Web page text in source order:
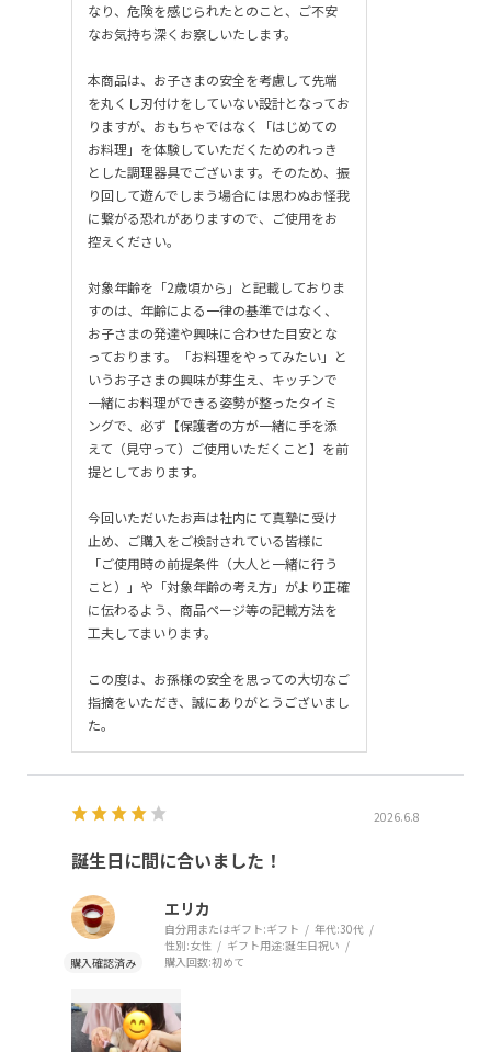
なり、危険を感じられたとのこと、ご不安
なお気持ち深くお察しいたします。
本商品は、お子さまの安全を考慮して先端
を丸くし刃付けをしていない設計となってお
りますが、おもちゃではなく「はじめての
お料理」を体験していただくためのれっき
とした調理器具でございます。そのため、振
り回して遊んでしまう場合には思わぬお怪我
に繋がる恐れがありますので、ご使用をお
控えください。
対象年齢を「2歳頃から」と記載しておりま
すのは、年齢による一律の基準ではなく、
お子さまの発達や興味に合わせた目安とな
っております。「お料理をやってみたい」と
いうお子さまの興味が芽生え、キッチンで
一緒にお料理ができる姿勢が整ったタイミ
ングで、必ず【保護者の方が一緒に手を添
えて（見守って）ご使用いただくこと】を前
提としております。
今回いただいたお声は社内にて真摯に受け
止め、ご購入をご検討されている皆様に
「ご使用時の前提条件（大人と一緒に行う
こと）」や「対象年齢の考え方」がより正確
に伝わるよう、商品ページ等の記載方法を
工夫してまいります。
この度は、お孫様の安全を思っての大切なご
指摘をいただき、誠にありがとうございまし
た。
2026.6.8
誕生日に間に合いました！
エリカ
自分用またはギフト:ギフト 年代:30代
性別:女性 ギフト用途:誕生日祝い
購入回数:初めて